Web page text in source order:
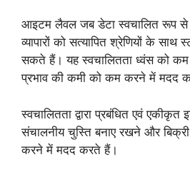
आइटम लैवल जब डेटा स्वचालित रूप से
व्यापारों को सत्यापित श्रेणियों के
सकते हैं। यह स्वचालितता ध्वंस को
प्रभाव की कमी को कम करने में मदद
स्वचालितता द्वारा प्रबंधित एवं एकीकृत
संचालनीय चुस्ति बनाए रखने और
करने में मदद करते हैं।